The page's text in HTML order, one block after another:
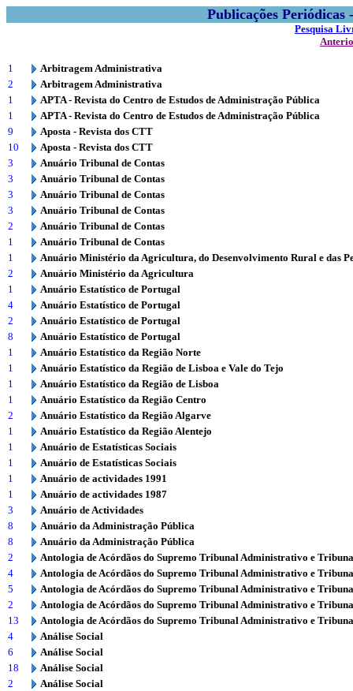
Publicações
Pesquisa
1
Arbitragem Administrativa
2
Arbitragem Administrativa
1
APTA - Revista do Centro de Estudos de Administração Pública
1
APTA - Revista do Centro de Estudos de Administração Pública
9
Aposta - Revista dos CTT
10
Aposta - Revista dos CTT
3
Anuário Tribunal de Contas
3
Anuário Tribunal de Contas
3
Anuário Tribunal de Contas
3
Anuário Tribunal de Contas
2
Anuário Tribunal de Contas
1
Anuário Tribunal de Contas
1
Anuário Ministério da Agricultura, do Desenvolvimento Rural e das
2
Anuário Ministério da Agricultura
1
Anuário Estatístico de Portugal
4
Anuário Estatístico de Portugal
2
Anuário Estatístico de Portugal
8
Anuário Estatístico de Portugal
1
Anuário Estatístico da Região Norte
1
Anuário Estatístico da Região de Lisboa e Vale do Tejo
1
Anuário Estatístico da Região de Lisboa
1
Anuário Estatístico da Região Centro
2
Anuário Estatístico da Região Algarve
1
Anuário Estatístico da Região Alentejo
1
Anuário de Estatísticas Sociais
1
Anuário de Estatísticas Sociais
1
Anuário de actividades 1991
1
Anuário de actividades 1987
3
Anuário de Actividades
8
Anuário da Administração Pública
8
Anuário da Administração Pública
2
Antologia de Acórdãos do Supremo Tribunal Administrativo e
4
Antologia de Acórdãos do Supremo Tribunal Administrativo e
5
Antologia de Acórdãos do Supremo Tribunal Administrativo e
2
Antologia de Acórdãos do Supremo Tribunal Administrativo e
13
Antologia de Acórdãos do Supremo Tribunal Administrativo e
4
Análise Social
6
Análise Social
18
Análise Social
2
Análise Social